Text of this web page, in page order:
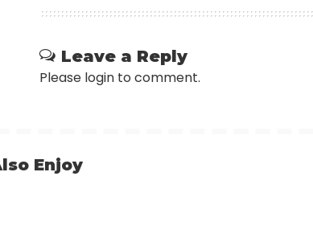
Leave a Reply
Please login to comment.
Enjoy